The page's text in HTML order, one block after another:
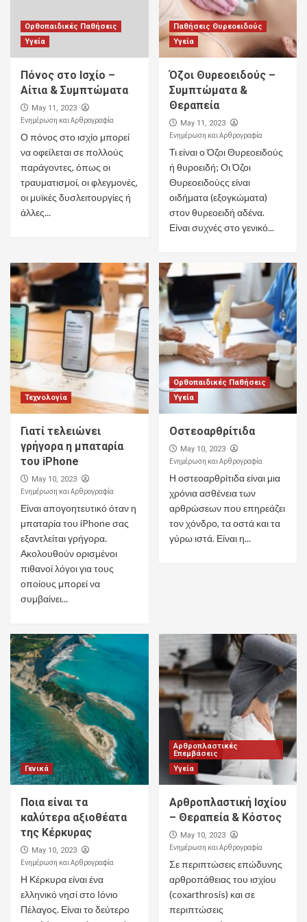
Ορθοπαιδικές Παθήσεις
Υγεία
Πόνος στο Ισχίο –
Αίτια & Συμπτώματα
May 11, 2023
Ενημέρωση και Αρθρογραφία
Ο πόνος στο ισχίο μπορεί
να οφείλεται σε πολλούς
παράγοντες, όπως οι
τραυματισμοί, οι φλεγμονές,
οι μυϊκές δυσλειτουργίες ή
άλλες...
Παθήσεις Θυρεοειδούς
Υγεία
Όζοι Θυρεοειδούς –
Συμπτώματα &
Θεραπεία
May 11, 2023
Ενημέρωση και Αρθρογραφία
Τι είναι ο Όζοι Θυρεοειδούς
ή θυροειδή; Οι Όζοι
Θυρεοειδούςς είναι
οιδήματα (εξογκώματα)
στον θυρεοειδή αδένα.
Είναι συχνές στο γενικό...
Τεχνολογία
Γιατί τελειώνει
γρήγορα η μπαταρία
του iPhone
May 10, 2023
Ενημέρωση και Αρθρογραφία
Είναι απογοητευτικό όταν η
μπαταρία του iPhone σας
εξαντλείται γρήγορα.
Ακολουθούν ορισμένοι
πιθανοί λόγοι για τους
οποίους μπορεί να
συμβαίνει...
Ορθοπαιδικές Παθήσεις
Υγεία
Οστεοαρθρίτιδα
May 10, 2023
Ενημέρωση και Αρθρογραφία
Η οστεοαρθρίτιδα είναι μια
χρόνια ασθένεια των
αρθρώσεων που επηρεάζει
τον χόνδρο, τα οστά και τα
γύρω ιστά. Είναι η...
Γενικά
Ποια είναι τα
καλύτερα αξιοθέατα
της Κέρκυρας
May 10, 2023
Ενημέρωση και Αρθρογραφία
Η Κέρκυρα είναι ένα
ελληνικό νησί στο Ιόνιο
Πέλαγος. Είναι το δεύτερο
Αρθροπλαστικές
Επεμβάσεις
Υγεία
Αρθροπλαστική Ισχίου
– Θεραπεία & Κόστος
May 10, 2023
Ενημέρωση και Αρθρογραφία
Σε περιπτώσεις επώδυνης
αρθροπάθειας του ισχίου
(coxarthrosis) και σε
περιπτώσεις